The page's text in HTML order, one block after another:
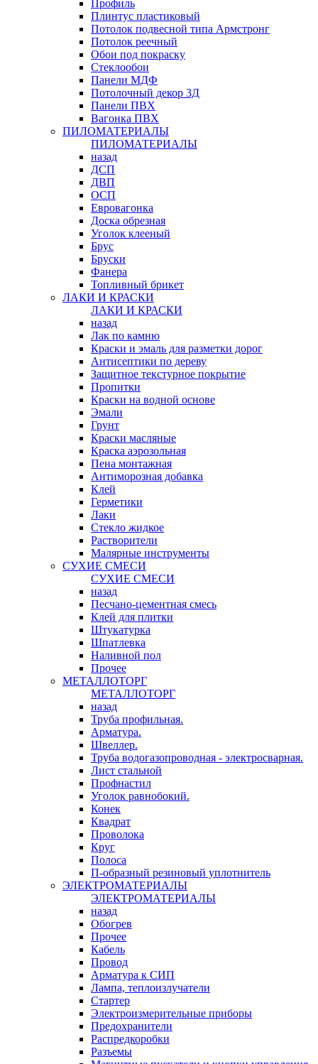
Профиль
Плинтус пластиковый
Потолок подвесной типа Армстронг
Потолок реечный
Обои под покраску
Стеклообои
Панели МДФ
Потолочный декор 3Д
Панели ПВХ
Вагонка ПВХ
ПИЛОМАТЕРИАЛЫ
ПИЛОМАТЕРИАЛЫ
назад
ДСП
ДВП
ОСП
Евровагонка
Доска обрезная
Уголок клееный
Брус
Бруски
Фанера
Топливный брикет
ЛАКИ И КРАСКИ
ЛАКИ И КРАСКИ
назад
Лак по камню
Краски и эмаль для разметки дорог
Антисептики по дереву
Защитное текстурное покрытие
Пропитки
Краски на водной основе
Эмали
Грунт
Краски масляные
Краска аэрозольная
Пена монтажная
Антиморозная добавка
Клей
Герметики
Лаки
Стекло жидкое
Растворители
Малярные инструменты
СУХИЕ СМЕСИ
СУХИЕ СМЕСИ
назад
Песчано-цементная смесь
Клей для плитки
Штукатурка
Шпатлевка
Наливной пол
Прочее
МЕТАЛЛОТОРГ
МЕТАЛЛОТОРГ
назад
Труба профильная.
Арматура.
Швеллер.
Труба водогазопроводная - электросварная.
Лист стальной
Профнастил
Уголок равнобокий.
Конек
Квадрат
Проволока
Круг
Полоса
П-образный резиновый уплотнитель
ЭЛЕКТРОМАТЕРИАЛЫ
ЭЛЕКТРОМАТЕРИАЛЫ
назад
Обогрев
Прочее
Кабель
Провод
Арматура к СИП
Лампа, теплоизлучатели
Стартер
Электроизмерительные приборы
Предохранители
Распредкоробки
Разъемы